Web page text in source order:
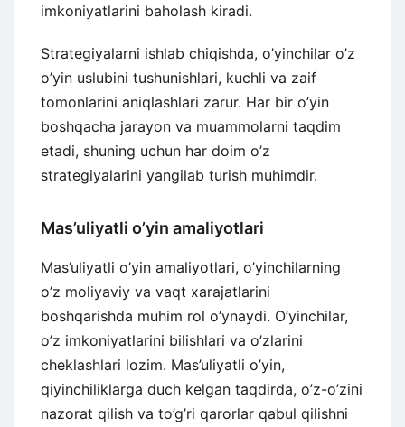
imkoniyatlarini baholash kiradi.
Strategiyalarni ishlab chiqishda, o’yinchilar o’z
o’yin uslubini tushunishlari, kuchli va zaif
tomonlarini aniqlashlari zarur. Har bir o’yin
boshqacha jarayon va muammolarni taqdim
etadi, shuning uchun har doim o’z
strategiyalarini yangilab turish muhimdir.
Mas’uliyatli o’yin amaliyotlari
Mas’uliyatli o’yin amaliyotlari, o’yinchilarning
o’z moliyaviy va vaqt xarajatlarini
boshqarishda muhim rol o’ynaydi. O’yinchilar,
o’z imkoniyatlarini bilishlari va o’zlarini
cheklashlari lozim. Mas’uliyatli o’yin,
qiyinchiliklarga duch kelgan taqdirda, o’z-o’zini
nazorat qilish va to’g’ri qarorlar qabul qilishni